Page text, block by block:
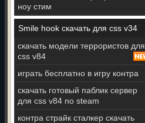
ноу стим
Smile hook скачать для css v34
скачать модели террористов для
css v84
играть бесплатно в игру контра
скачать готовый паблик сервер
для css v84 no steam
контра страйк сталкер скачать